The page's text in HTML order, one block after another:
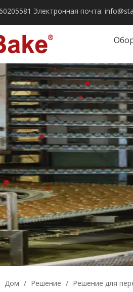
Электронная почта:
Дом / Решение / Решение для